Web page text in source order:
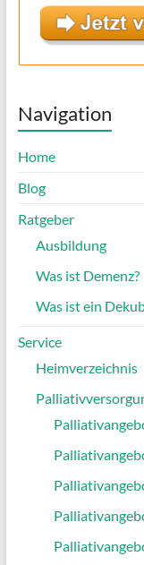
Navigation
Home
Blog
Ratgeber
Ausbildung
Was ist Demenz?
Was ist ein
Service
Heimverzeichnis